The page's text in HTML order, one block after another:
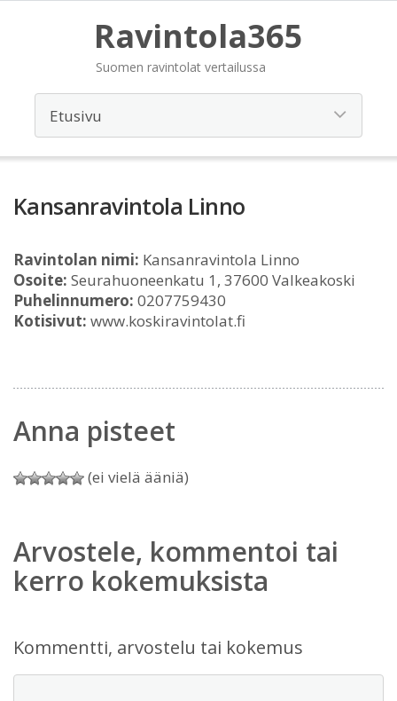
Ravintola365
Suomen ravintolat vertailussa
Kansanravintola Linno
Ravintolan nimi: Kansanravintola Linno
Osoite: Seurahuoneenkatu 1, 37600 Valkeakoski
Puhelinnumero: 0207759430
Kotisivut: www.koskiravintolat.fi
Anna pisteet
(ei vielä ääniä)
Arvostele, kommentoi tai
kerro kokemuksista
Kommentti, arvostelu tai kokemus